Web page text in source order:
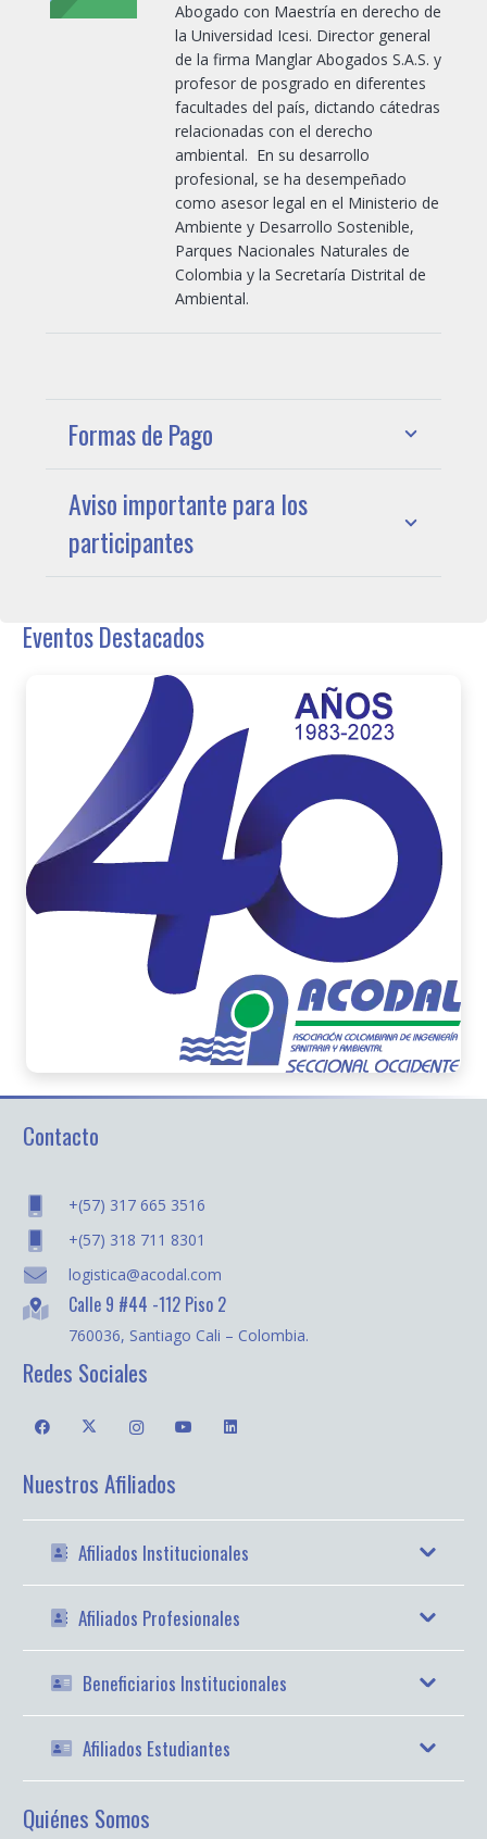
Abogado con Maestría en derecho de
la Universidad Icesi. Director general
de la firma Manglar Abogados S.A.S. y
profesor de posgrado en diferentes
facultades del país, dictando cátedras
relacionadas con el derecho
ambiental. En su desarrollo
profesional, se ha desempeñado
como asesor legal en el Ministerio de
Ambiente y Desarrollo Sostenible,
Parques Nacionales Naturales de
Colombia y la Secretaría Distrital de
Ambiental.
Formas de Pago
Aviso importante para los
participantes
Eventos Destacados
Contacto
+(57) 317 665 3516
+(57) 318 711 8301
logistica@acodal.com
Calle 9 #44 -112 Piso 2
760036, Santiago Cali – Colombia.
Redes Sociales
Nuestros Afiliados
Afiliados Institucionales
Afiliados Profesionales
Beneficiarios Institucionales
Afiliados Estudiantes
Quiénes Somos